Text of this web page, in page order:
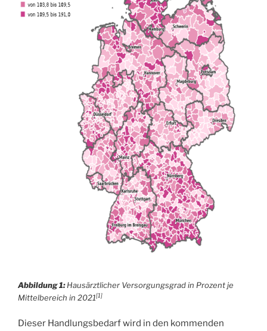
Abbildung 1:Hausärztlicher Versorgungsgrad in Prozent je
Mittelbereich in 2021[1]
Dieser Handlungsbedarf wird in den kommenden